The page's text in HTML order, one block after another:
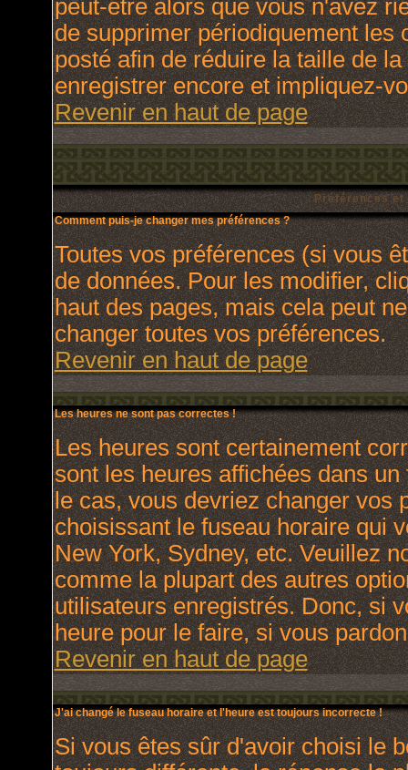
peut-être alors que vous n'avez
de supprimer périodiquement les
posté afin de réduire la taille de
enregistrer encore et impliquez-
Revenir en haut de page
Préférences
Comment puis-je changer mes préférences ?
Toutes vos préférences (si vous
de données. Pour les modifier,
haut des pages, mais cela peut
changer toutes vos préférences.
Revenir en haut de page
Les heures ne sont pas correctes !
Les heures sont certainement
sont les heures affichées dans
le cas, vous devriez changer vos
choisissant le fuseau horaire qui
New York, Sydney, etc. Veuillez
comme la plupart des autres
utilisateurs enregistrés. Donc, si
heure pour le faire, si vous
Revenir en haut de page
J'ai changé le fuseau horaire et l'heure est toujours incorrecte !
Si vous êtes sûr d'avoir choisi le